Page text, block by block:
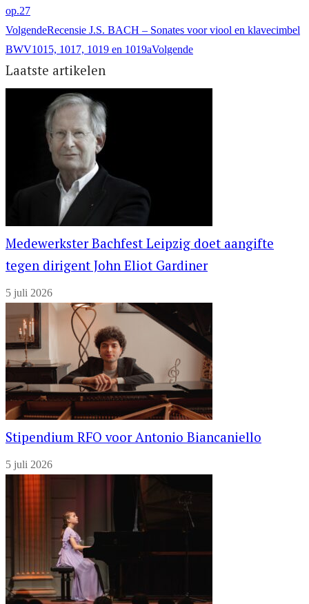
op.27
VolgendeRecensie J.S. BACH – Sonates voor viool en klavecimbel
BWV1015, 1017, 1019 en 1019aVolgende
Laatste artikelen
Medewerkster Bachfest Leipzig doet aangifte
tegen dirigent John Eliot Gardiner
5 juli 2026
Stipendium RFO voor Antonio Biancaniello
5 juli 2026